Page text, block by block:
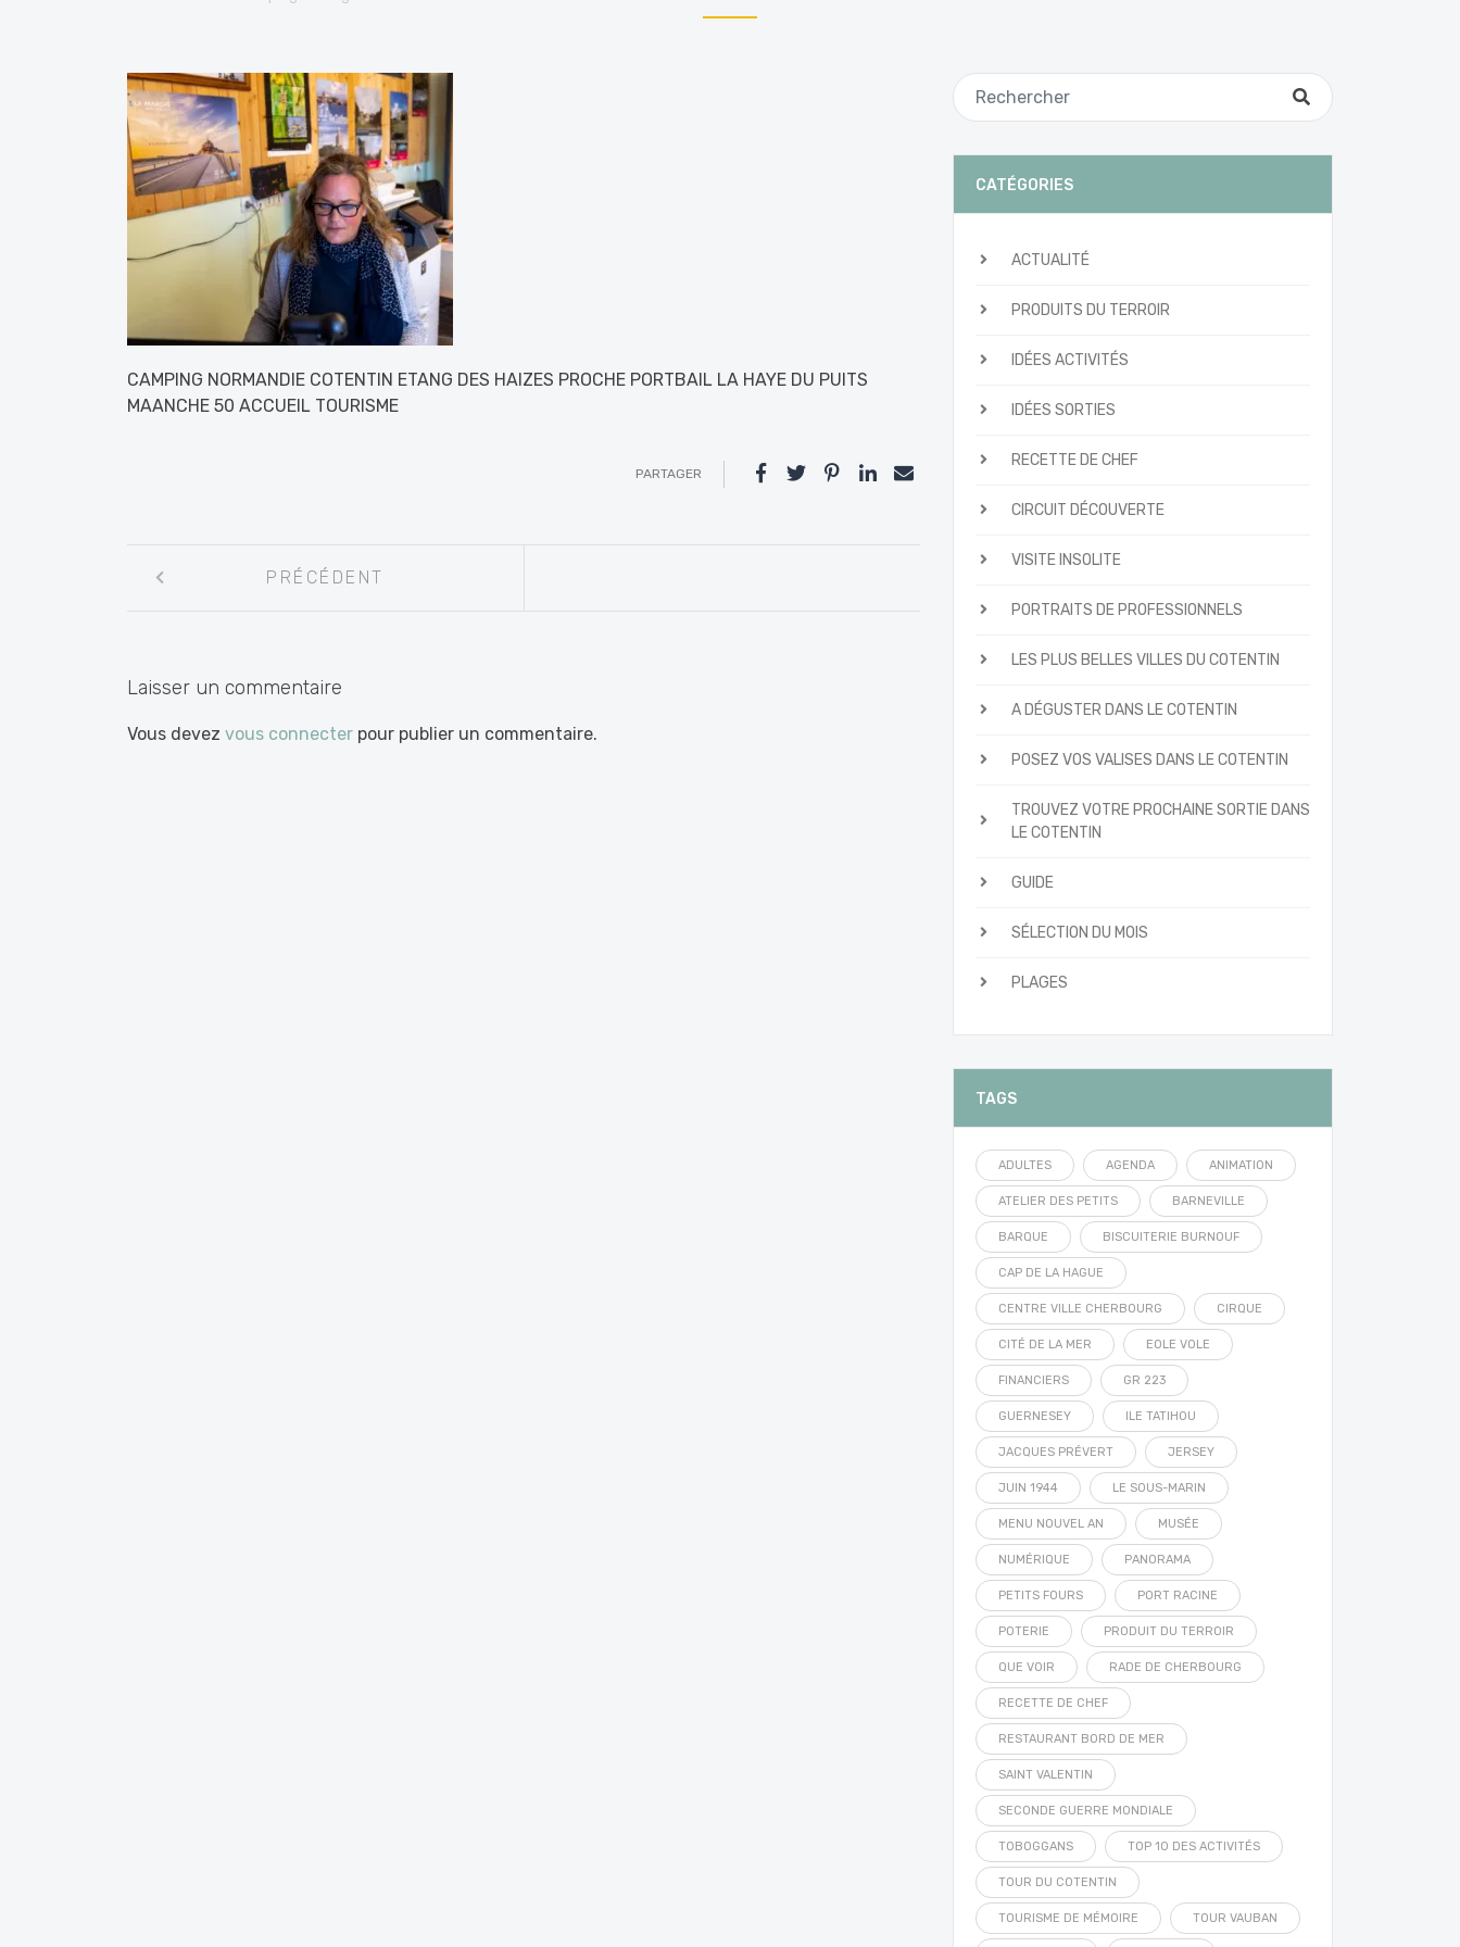
CAMPING NORMANDIE COTENTIN ETANG DES HAIZES PROCHE PORTBAIL LA HAYE DU PUITS
MAANCHE 50 ACCUEIL TOURISME
PARTAGER
entre
PRÉCÉDENT
Laisser un commentaire
Vous devez vous connecter pour publier un commentaire.
CATÉGORIES
ACTUALITÉ
PRODUITS DU TERROIR
IDÉES ACTIVITÉS
IDÉES SORTIES
RECETTE DE CHEF
CIRCUIT DÉCOUVERTE
VISITE INSOLITE
PORTRAITS DE PROFESSIONNELS
LES PLUS BELLES VILLES DU COTENTIN
A DÉGUSTER DANS LE COTENTIN
POSEZ VOS VALISES DANS LE COTENTIN
TROUVEZ VOTRE PROCHAINE SORTIE DANS
LE COTENTIN
GUIDE
SÉLECTION DU MOIS
PLAGES
TAGS
ADULTES AGENDA ANIMATION
ATELIER DES PETITS BARNEVILLE
BARQUE BISCUITERIE BURNOUF
CAP DE LA HAGUE
CENTRE VILLE CHERBOURG CIRQUE
CITÉ DE LA MER EOLE VOLE
FINANCIERS GR 223
GUERNESEY ILE TATIHOU
JACQUES PRÉVERT JERSEY
JUIN 1944 LE SOUS-MARIN
MENU NOUVEL AN MUSÉE
NUMÉRIQUE PANORAMA
PETITS FOURS PORT RACINE
POTERIE PRODUIT DU TERROIR
QUE VOIR RADE DE CHERBOURG
RECETTE DE CHEF
RESTAURANT BORD DE MER
SAINT VALENTIN
SECONDE GUERRE MONDIALE
TOBOGGANS TOP 10 DES ACTIVITÉS
TOUR DU COTENTIN
TOURISME DE MÉMOIRE TOUR VAUBAN